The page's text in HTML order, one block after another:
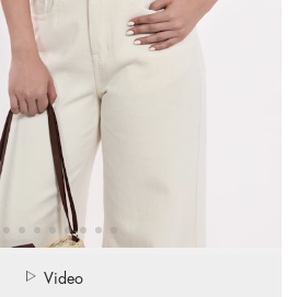
Video